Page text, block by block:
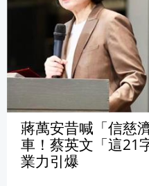
蔣萬安昔喊「信慈
車！蔡英文「這21
業力引爆